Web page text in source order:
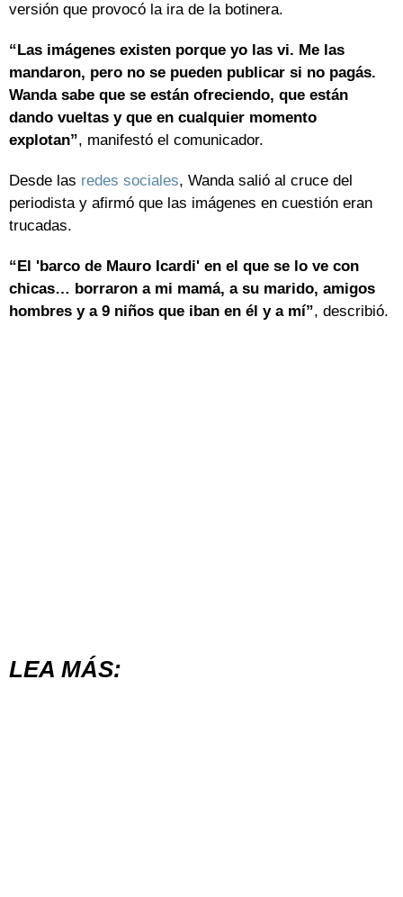
versión que provocó la ira de la botinera.
“Las imágenes existen porque yo las vi. Me las
mandaron, pero no se pueden publicar si no pagás.
Wanda sabe que se están ofreciendo, que están
dando vueltas y que en cualquier momento
explotan”, manifestó el comunicador.
Desde las redes sociales, Wanda salió al cruce del
periodista y afirmó que las imágenes en cuestión eran
trucadas.
“El 'barco de Mauro Icardi' en el que se lo ve con
chicas… borraron a mi mamá, a su marido, amigos
hombres y a 9 niños que iban en él y a mí”, describió.
LEA MÁS: